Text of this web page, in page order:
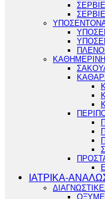
ΙΑΤΡΙΚΑ-